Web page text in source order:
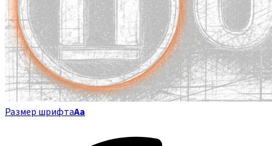
Размер шрифтаАа